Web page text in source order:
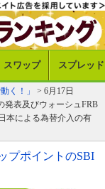
スワップ スプレッド
く！」
> 6月17日
発表及びウォーシュFRB
本による為替介入の有
プポイントのSBI